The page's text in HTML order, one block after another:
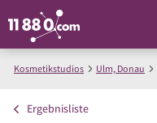
Kosmetikstudios Ulm, Donau
Ergebnisliste